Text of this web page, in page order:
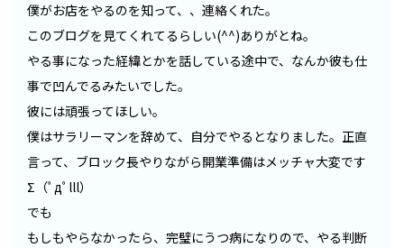
僕がお店をやるのを知って、、連絡くれた。
このブログを見てくれてるらしい(^^)ありがとね。
やる事になった経緯とかを話している途中で、なんか彼も仕
事で凹んでるみたいでした。
彼には頑張ってほしい。
僕はサラリーマンを辞めて、自分でやるとなりました。正直
言って、ブロック長やりながら開業準備はメッチャ大変です
Σ（ﾟдﾟlll）
でも
もしもやらなかったら、完璧にうつ病になりので、やる判断